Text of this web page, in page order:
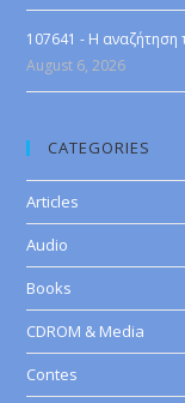
107641 - Η αναζήτηση
August 6, 2026
CATEGORIES
Articles
Audio
Books
CDROM & Media
Contes